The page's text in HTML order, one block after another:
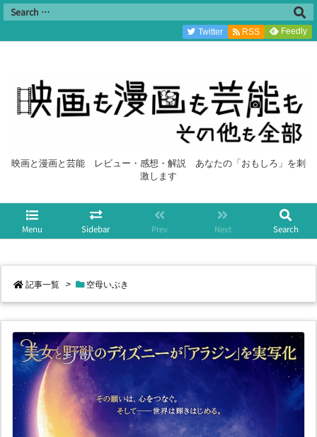
映画と漫画と芸能 レビュー・感想・解説 あなたの「おもしろ」を刺
激します
Menu Sidebar Prev Next Search
Twitter RSS Feedly
記事一覧 > 空母いぶき